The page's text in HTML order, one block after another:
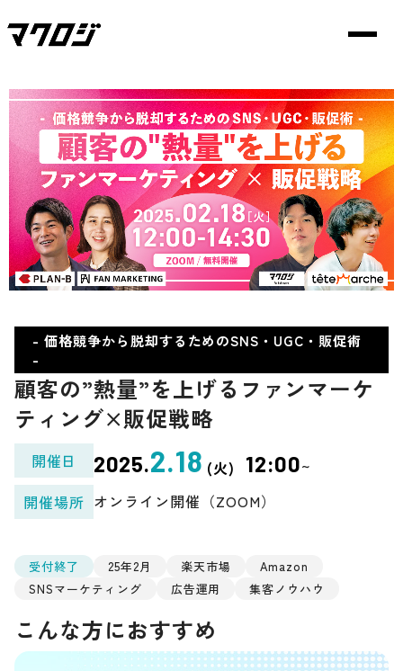
- 価格競争から脱却するためのSNS・UGC・販促術
-
顧客の”熱量”を上げるファンマーケ
ティング×販促戦略
開催日 2025.2.18 (火) 12:00~
開催場所 オンライン開催（ZOOM）
受付終了 25年2月 楽天市場
Amazon
SNSマーケティング
広告運用 集客ノウハウ
こんな方におすすめ